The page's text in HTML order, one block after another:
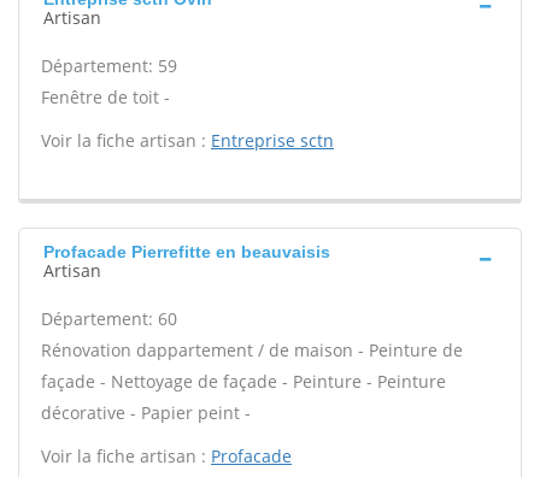
Artisan
Département: 59
Fenêtre de toit -
Voir la fiche artisan : Entreprise sctn
Profacade Pierrefitte en beauvaisis
Artisan
Département: 60
Rénovation dappartement / de maison - Peinture de
façade - Nettoyage de façade - Peinture - Peinture
décorative - Papier peint -
Voir la fiche artisan : Profacade